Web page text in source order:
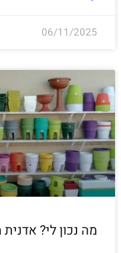
06/11/2025
מה נכון לי?